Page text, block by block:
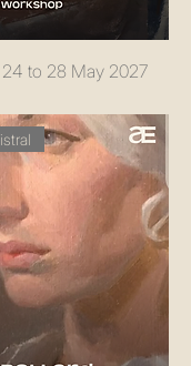
to 28 May 2027